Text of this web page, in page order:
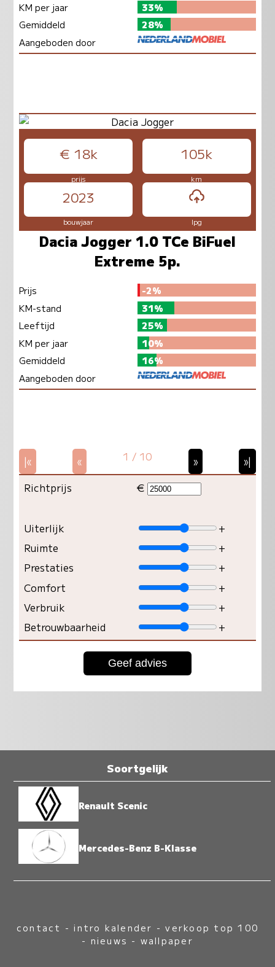
KM per jaar
33%
Gemiddeld
28%
Aangeboden door
€ 18k 105k
prijs km
2023
bouwjaar lpg
Dacia Jogger 1.0 TCe BiFuel
Extreme 5p.
Prijs
-2%
KM-stand
31%
Leeftijd
25%
KM per jaar
10%
Gemiddeld
16%
Aangeboden door
|« « 1 / 10 »
»|
Richtprijs
€
Uiterlijk
+
Ruimte
+
Prestaties
+
Comfort
+
Verbruik
+
Betrouwbaarheid
+
Soortgelijk
Renault Scenic
Mercedes-Benz B-Klasse
contact -intro kalender -verkoop top 100
- nieuws - wallpaper